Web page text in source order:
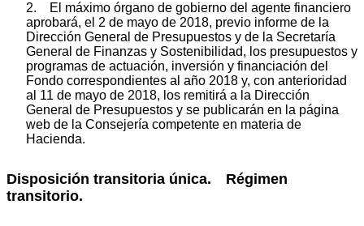
2. El máximo órgano de gobierno del agente financiero
aprobará, el 2 de mayo de 2018, previo informe de la
Dirección General de Presupuestos y de la Secretaría
General de Finanzas y Sostenibilidad, los presupuestos y
programas de actuación, inversión y financiación del
Fondo correspondientes al año 2018 y, con anterioridad
al 11 de mayo de 2018, los remitirá a la Dirección
General de Presupuestos y se publicarán en la página
web de la Consejería competente en materia de
Hacienda.
Disposición transitoria única. Régimen
transitorio.